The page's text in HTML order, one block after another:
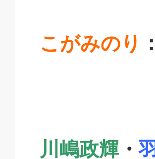
こがみのり ：
川嶋政輝 ・